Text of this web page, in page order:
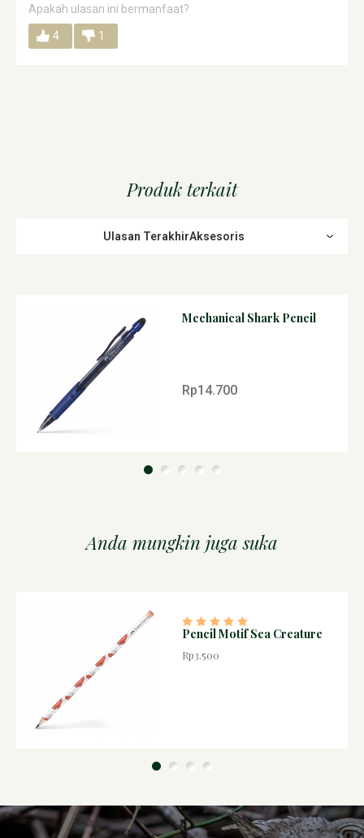
Apakah ulasan ini bermanfaat?
4 1
Produk terkait
Ulasan TerakhirAksesoris
Mechanical Shark Pencil
Rp14.700
Anda mungkin juga suka
Pencil Motif Sea Creature
Rp3.500